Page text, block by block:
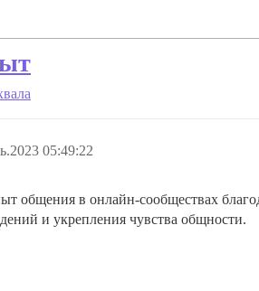
05:49:22
общения в онлайн-сообществах
и укрепления чувства общности.